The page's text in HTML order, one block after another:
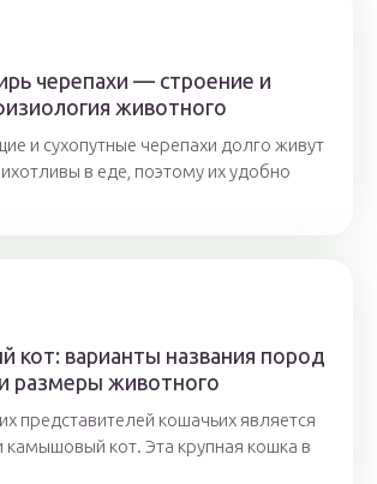
черепахи — строение и
животного
и сухопутные черепахи долго живут
в еде, поэтому их удобно
кот: варианты названия пород
и размеры животного
представителей кошачьих является
камышовый кот. Эта крупная кошка в